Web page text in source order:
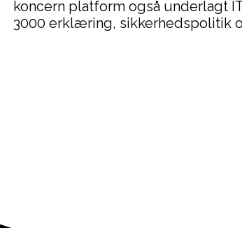
koncern platform også underlagt
3000 erklæring, sikkerhedspolitik